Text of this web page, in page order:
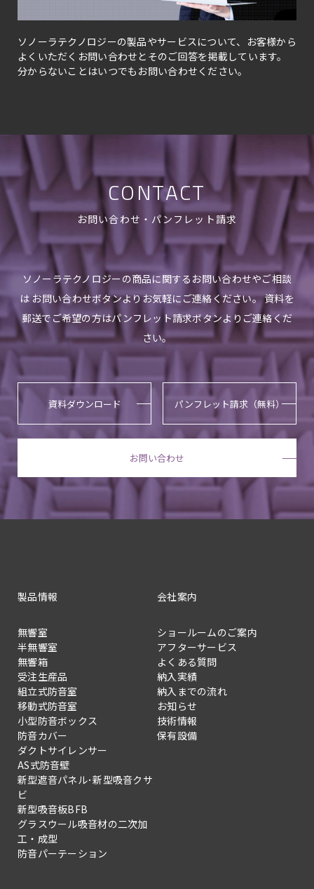
ソノーラテクノロジーの製品やサービスについて、お客様から
よくいただくお問い合わせとそのご回答を掲載しています。
分からないことはいつでもお問い合わせください。
CONTACT
お問い合わせ・パンフレット請求
ソノーラテクノロジーの商品に関するお問い合わせやご相談
は お問い合わせボタンよりお気軽にご連絡ください。 資料を
郵送でご希望の方はパンフレット請求ボタンよりご連絡くだ
さい。
資料ダウンロード パンフレット請求（無料）
お問い合わせ
製品情報
無響室
半無響室
無響箱
受注生産品
組立式防音室
移動式防音室
小型防音ボックス
防音カバー
ダクトサイレンサー
AS式防音壁
新型遮音パネル･新型吸音クサ
ビ
新型吸音板BFB
グラスウール吸音材の二次加
工・成型
防音パーテーション
会社案内
ショールームのご案内
アフターサービス
よくある質問
納入実績
納入までの流れ
お知らせ
技術情報
保有設備